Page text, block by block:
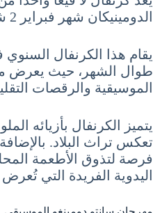
الدومينيكان شهر فبراير 2 شباط February.
يقام هذا الكرنفال السنوي
طوال الشهر، حيث يعرض
الموسيقية والرقصات
يتميز الكرنفال بأزيائه
تعكس تراث البلاد.
فرصة لتذوق الأطعمة
اليدوية الفريدة التي